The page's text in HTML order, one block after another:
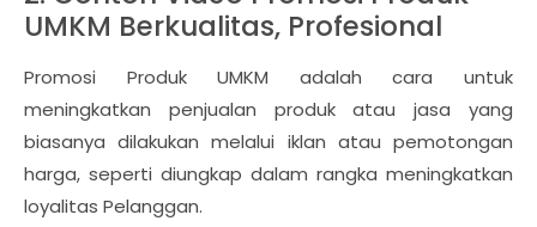
UMKM Berkualitas, Profesional
Promosi Produk UMKM adalah cara untuk
meningkatkan penjualan produk atau jasa yang
biasanya dilakukan melalui iklan atau pemotongan
harga, seperti diungkap dalam rangka meningkatkan
loyalitas Pelanggan.